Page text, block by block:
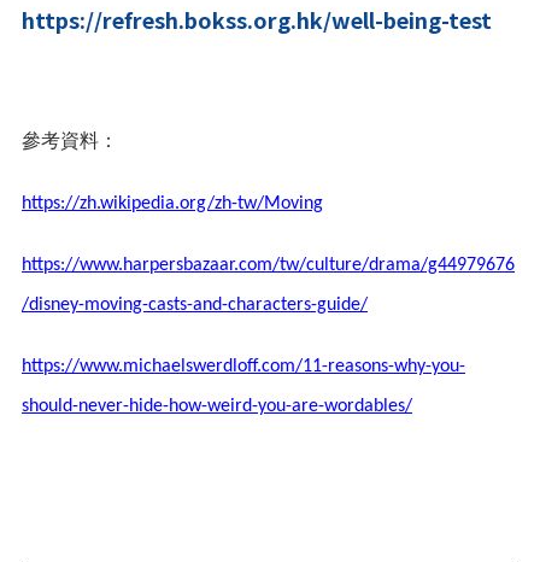
https://refresh.bokss.org.hk/well-being-test
參考資料：
https://zh.wikipedia.org/zh-tw/Moving
https://www.harpersbazaar.com/tw/culture/drama/g44979676
/disney-moving-casts-and-characters-guide/
https://www.michaelswerdloff.com/11-reasons-why-you-
should-never-hide-how-weird-you-are-wordables/